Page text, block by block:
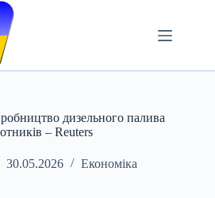
дизельного палива
– Reuters
30.05.2026 Економіка